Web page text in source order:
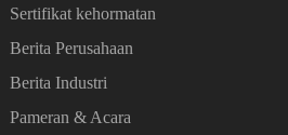
Sertifikat kehormatan
Berita Perusahaan
Berita Industri
Pameran & Acara